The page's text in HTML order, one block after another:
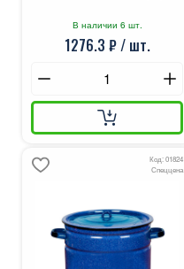
В наличии 6 шт.
1276.3 ₽ / шт.
Код: 01824
Спеццена